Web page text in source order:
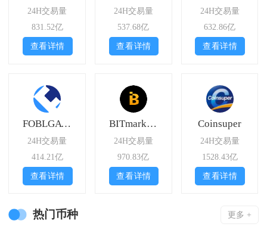
24H交易量
831.52亿
查看详情
24H交易量
537.68亿
查看详情
24H交易量
632.86亿
查看详情
FOBLGATE
24H交易量
414.21亿
查看详情
BITmarkets
24H交易量
970.83亿
查看详情
Coinsuper
24H交易量
1528.43亿
查看详情
热门币种 更多 +